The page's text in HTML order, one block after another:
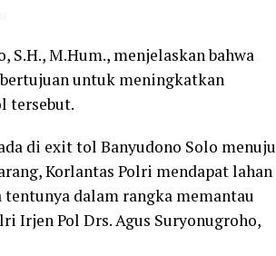
S.H., M.Hum., menjelaskan bahwa
untuk meningkatkan
tersebut.
di exit tol Banyudono Solo menuju
Korlantas Polri mendapat lahan
tentunya dalam rangka memantau
Irjen Pol Drs. Agus Suryonugroho,